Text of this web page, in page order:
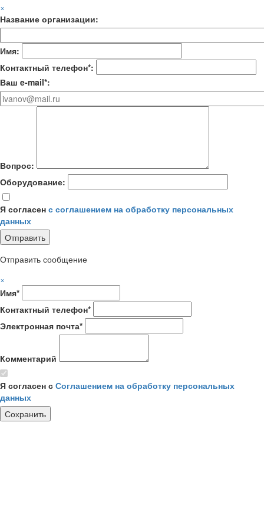
×
Название организации:
Имя:
Контактный телефон*:
Ваш e-mail*:
Вопрос:
Оборудование:
Я согласен с соглашением на обработку персональных
данных
Отправить сообщение
×
Имя*
Контактный телефон*
Электронная почта*
Комментарий
Я согласен с Соглашением на обработку персональных
данных